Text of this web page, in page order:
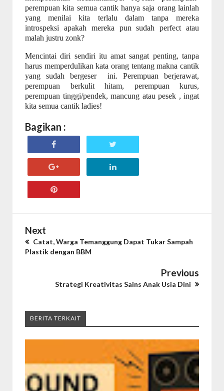
perempuan kita semua cantik hanya saja orang lainlah
yang menilai kita terlalu dalam tanpa mereka
introspeksi apakah mereka pun sudah perfect atau
malah justru zonk?
Mencintai diri sendiri itu amat sangat penting, tanpa
harus memperdulikan kata orang tentang makna cantik
yang sudah bergeser
ini. Perempuan berjerawat,
perempuan berkulit hitam, perempuan kurus,
perempuan tinggi/pendek, mancung atau pesek , ingat
kita semua cantik ladies!
Bagikan :
Next
Catat, Warga Temanggung Dapat Tukar Sampah
Plastik dengan BBM
Previous
Strategi Kreativitas Sains Anak Usia Dini
BERITA TERKAIT